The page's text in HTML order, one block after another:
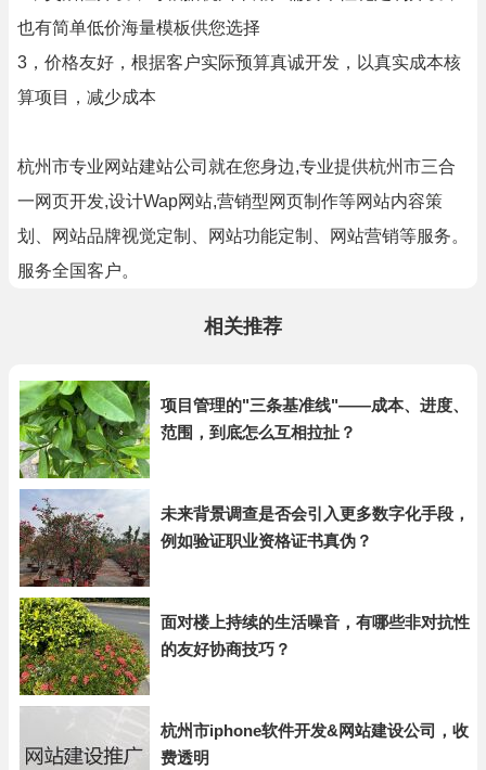
也有简单低价海量模板供您选择
3，价格友好，根据客户实际预算真诚开发，以真实成本核
算项目，减少成本
杭州市专业网站建站公司就在您身边,专业提供杭州市三合
一网页开发,设计Wap网站,营销型网页制作等网站内容策
划、网站品牌视觉定制、网站功能定制、网站营销等服务。
服务全国客户。
相关推荐
项目管理的"三条基准线"——成本、进度、
范围，到底怎么互相拉扯？
未来背景调查是否会引入更多数字化手段，
例如验证职业资格证书真伪？
面对楼上持续的生活噪音，有哪些非对抗性
的友好协商技巧？
杭州市iphone软件开发&网站建设公司，收
费透明